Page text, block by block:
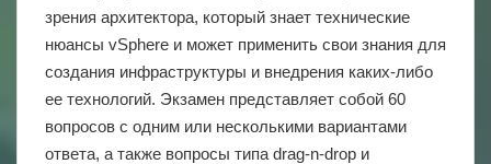
зрения архитектора, который знает технические
нюансы vSphere и может применить свои знания для
создания инфраструктуры и внедрения каких-либо
ее технологий. Экзамен представляет собой 60
вопросов с одним или несколькими вариантами
ответа, а также вопросы типа drag-n-drop и